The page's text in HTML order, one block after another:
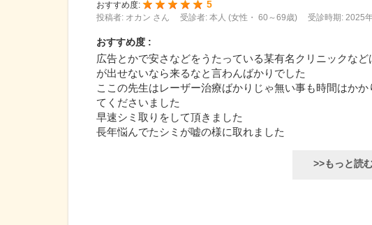
おすすめ度: 5
投稿者: オカン さん 受診者: 本人 (女性・ 60～69歳) 受診時期: 2025
おすすめ度 :
広告とかで安さなどをうたっている某有名クリニックな
が出せないなら来るなと言わんばかりでした
ここの先生はレーザー治療ばかりじゃ無い事も時間はか
てくださいました
早速シミ取りをして頂きました
長年悩んでたシミが嘘の様に取れました
>>もっと読